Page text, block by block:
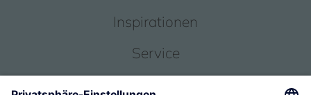
Inspirationen
Service